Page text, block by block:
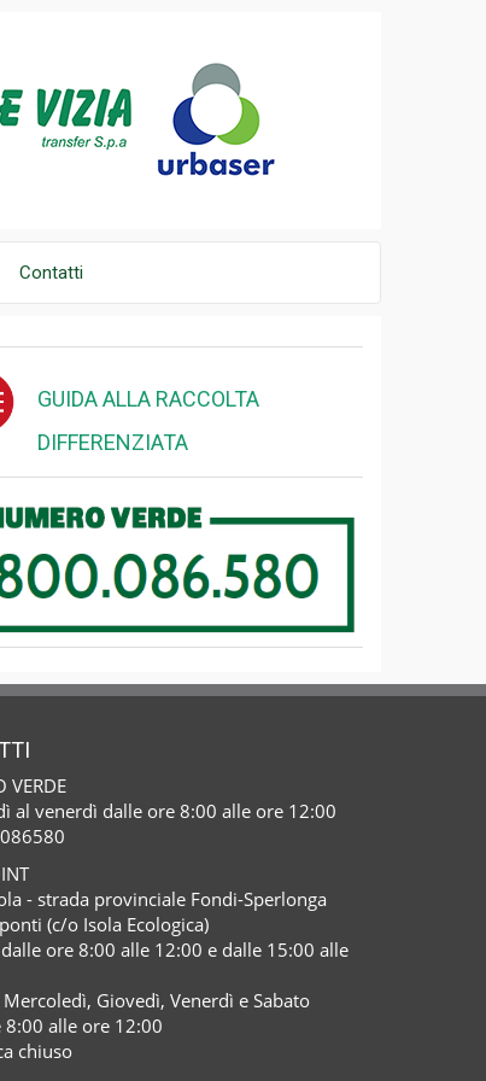
Contatti
GUIDA ALLA RACCOLTA
DIFFERENZIATA
VERDE
al venerdì dalle ore 8:00 alle ore 12:00
- strada provinciale Fondi-Sperlonga
(c/o Isola Ecologica)
ore 8:00 alle 12:00 e dalle 15:00 alle
Giovedì, Venerdì e Sabato
8:00 alle ore 12:00
chiuso